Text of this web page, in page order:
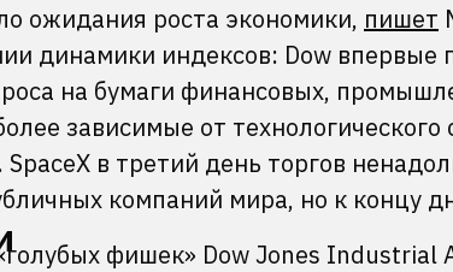
ожидания роста экономики, пишет
динамики индексов: Dow впервые
на бумаги финансовых,
зависимые от
SpaceX в третий день торгов
компаний мира, но к концу
фишек» Dow Jones Industrial